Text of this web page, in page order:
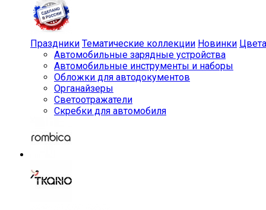
Праздники Тематические коллекции Новинки Цвета
Автомобильные зарядные устройства
Автомобильные инструменты и наборы
Обложки для автодокументов
Органайзеры
Светоотражатели
Скребки для автомобиля